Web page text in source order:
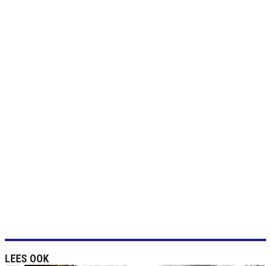
LEES OOK